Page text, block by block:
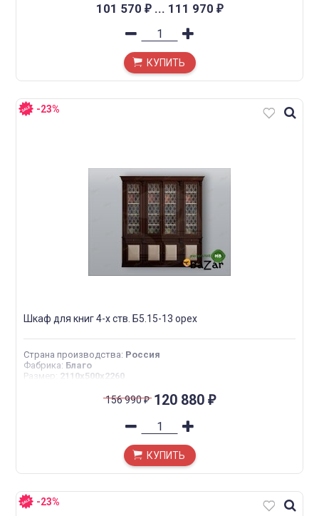
101 570 ₽... 111 970 ₽
КУПИТЬ
-23%
Шкаф для книг 4-х ств. Б5.15-13 орех
Страна производства: Россия
Фабрика: Благо
Размер : 2110х500х2260
156 990₽ 120 880 ₽
КУПИТЬ
-23%